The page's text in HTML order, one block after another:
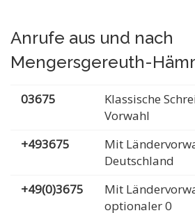
Anrufe aus und nach
Mengersgereuth-
03675
Klassische
Vorwahl
+493675
Mit
Deutschland
+49(0)3675
Mit
optionaler 0